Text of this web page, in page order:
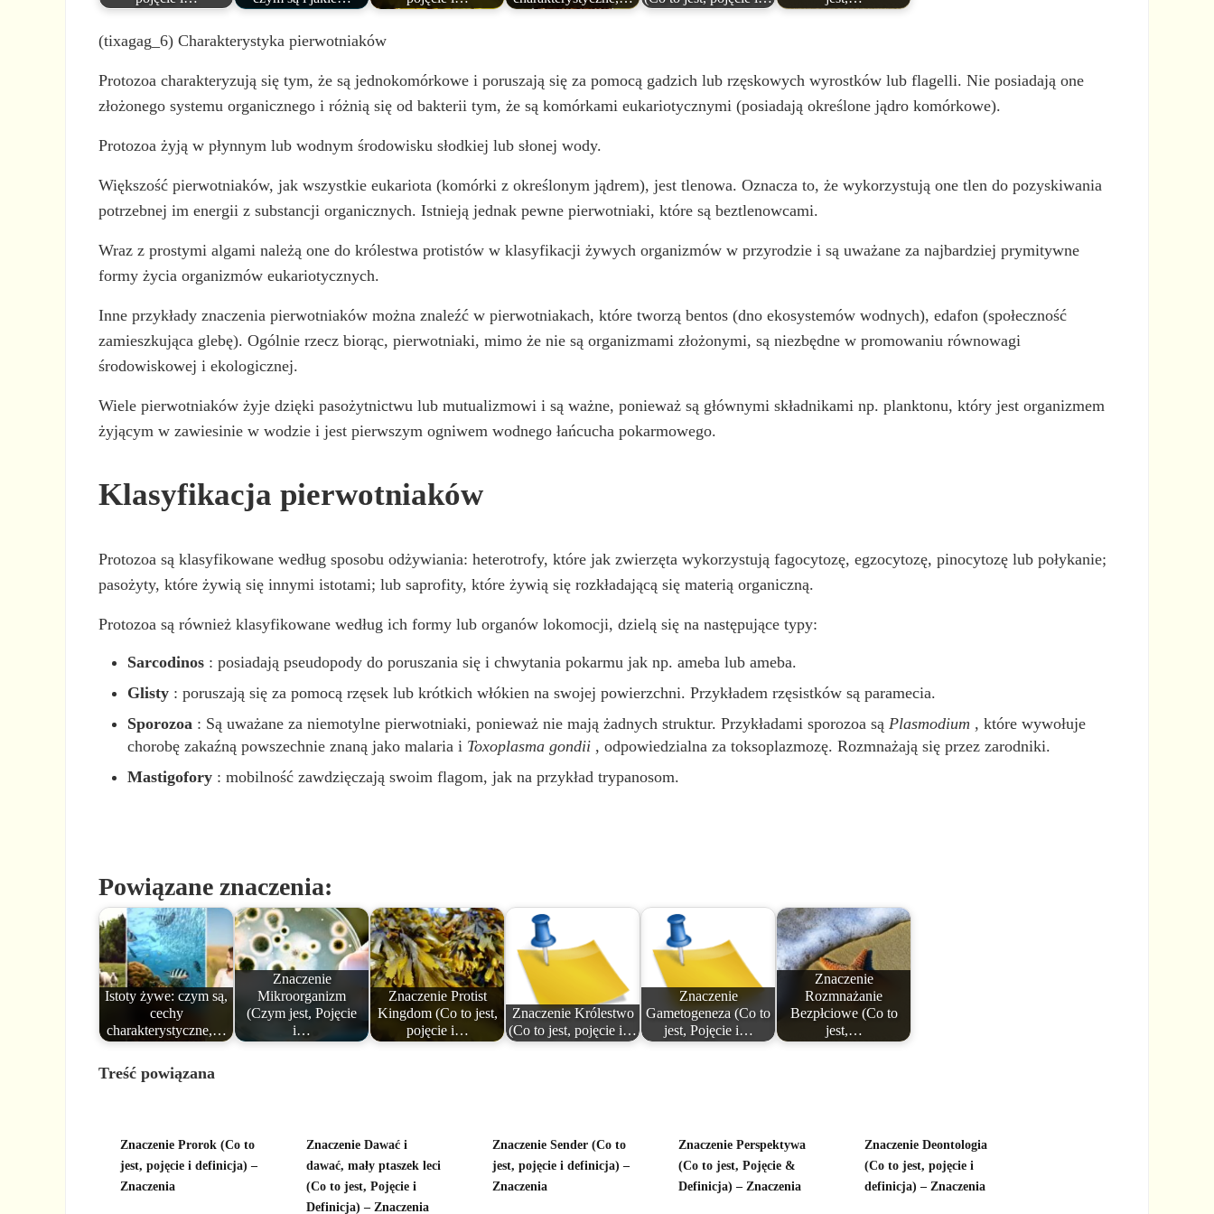
(tixagag_6) Charakterystyka pierwotniaków
Protozoa charakteryzują się tym, że są jednokomórkowe i poruszają się za pomocą gadzich lub rzęskowych wyrostków lub flagelli. Nie posiadają one
złożonego systemu organicznego i różnią się od bakterii tym, że są komórkami eukariotycznymi (posiadają określone jądro komórkowe).
Protozoa żyją w płynnym lub wodnym środowisku słodkiej lub słonej wody.
Większość pierwotniaków, jak wszystkie eukariota (komórki z określonym jądrem), jest tlenowa. Oznacza to, że wykorzystują one tlen do pozyskiwania
potrzebnej im energii z substancji organicznych. Istnieją jednak pewne pierwotniaki, które są beztlenowcami.
Wraz z prostymi algami należą one do królestwa protistów w klasyfikacji żywych organizmów w przyrodzie i są uważane za najbardziej prymitywne
formy życia organizmów eukariotycznych.
Inne przykłady znaczenia pierwotniaków można znaleźć w pierwotniakach, które tworzą bentos (dno ekosystemów wodnych), edafon (społeczność
zamieszkująca glebę). Ogólnie rzecz biorąc, pierwotniaki, mimo że nie są organizmami złożonymi, są niezbędne w promowaniu równowagi
środowiskowej i ekologicznej.
Wiele pierwotniaków żyje dzięki pasożytnictwu lub mutualizmowi i są ważne, ponieważ są głównymi składnikami np. planktonu, który jest organizmem
żyjącym w zawiesinie w wodzie i jest pierwszym ogniwem wodnego łańcucha pokarmowego.
Klasyfikacja pierwotniaków
Protozoa są klasyfikowane według sposobu odżywiania: heterotrofy, które jak zwierzęta wykorzystują fagocytozę, egzocytozę, pinocytozę lub połykanie;
pasożyty, które żywią się innymi istotami; lub saprofity, które żywią się rozkładającą się materią organiczną.
Protozoa są również klasyfikowane według ich formy lub organów lokomocji, dzielą się na następujące typy:
Sarcodinos: posiadają pseudopody do poruszania się i chwytania pokarmu jak np. ameba lub ameba.
Glisty: poruszają się za pomocą rzęsek lub krótkich włókien na swojej powierzchni. Przykładem rzęsistków są paramecia.
Sporozoa: Są uważane za niemotylne pierwotniaki, ponieważ nie mają żadnych struktur. Przykładami sporozoa są Plasmodium , które wywołuje
chorobę zakaźną powszechnie znaną jako malaria i Toxoplasma gondii, odpowiedzialna za toksoplazmozę. Rozmnażają się przez zarodniki.
Mastigofory: mobilność zawdzięczają swoim flagom, jak na przykład trypanosom.
Powiązane znaczenia:
Istoty żywe: czym są,
cechy
charakterystyczne,…
Znaczenie
Mikroorganizm
(Czym jest, Pojęcie
i…
Znaczenie Protist
Kingdom (Co to jest,
pojęcie i…
Znaczenie Królestwo
(Co to jest, pojęcie i…
Znaczenie
Gametogeneza (Co to
jest, Pojęcie i…
Znaczenie
Rozmnażanie
Bezpłciowe (Co to
jest,…
Treść powiązana
Znaczenie Prorok (Co to
jest, pojęcie i definicja) –
Znaczenia
Znaczenie Dawać i
dawać, mały ptaszek leci
(Co to jest, Pojęcie i
Definicja) – Znaczenia
Znaczenie Sender (Co to
jest, pojęcie i definicja) –
Znaczenia
Znaczenie Perspektywa
(Co to jest, Pojęcie &
Definicja) – Znaczenia
Znaczenie Deontologia
(Co to jest, pojęcie i
definicja) – Znaczenia